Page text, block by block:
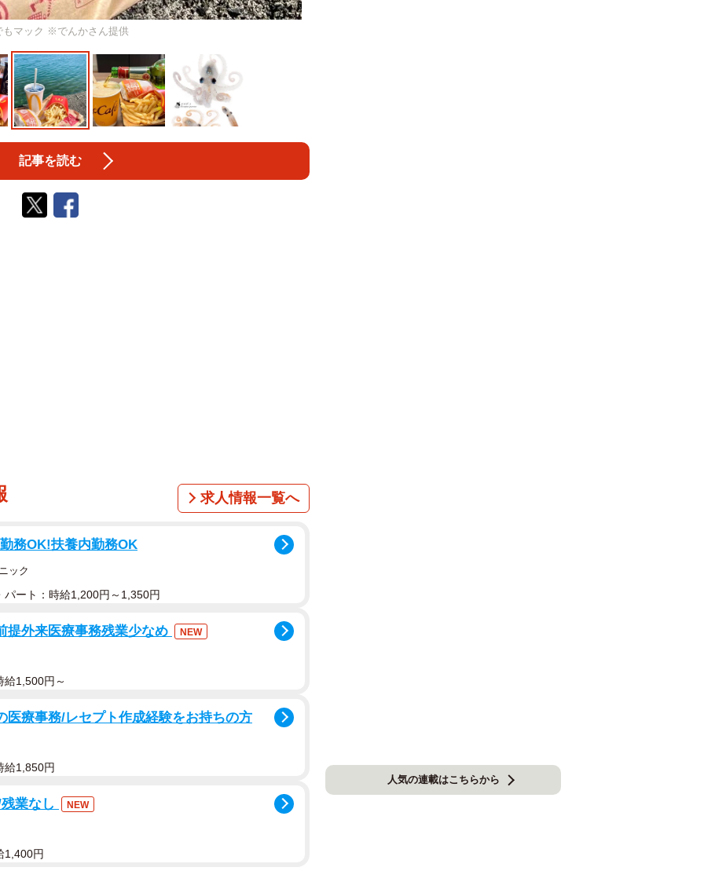
もマック ※でんかさん提供
記事を読む
求人情報一覧へ
務OK!扶養内勤務OK
ック
パート：時給1,200円～1,350円
提外来医療事務残業少なめ NEW
給1,500円～
医療事務/レセプト作成経験をお持ちの方
給1,850円
業なし NEW
1,400円
人気の連載はこちらから